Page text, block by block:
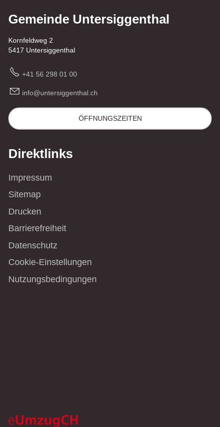
Gemeinde Untersiggenthal
Kornfeldweg 2
5417 Untersiggenthal
+41 56 298 01 00
nf nt rs gg nth ch
ÖFFNUNGSZEITEN
Direktlinks
Impressum
Sitemap
Drucken
Barrierefreiheit
Datenschutz
Cookie-Einstellungen
Nutzungsbedingungen